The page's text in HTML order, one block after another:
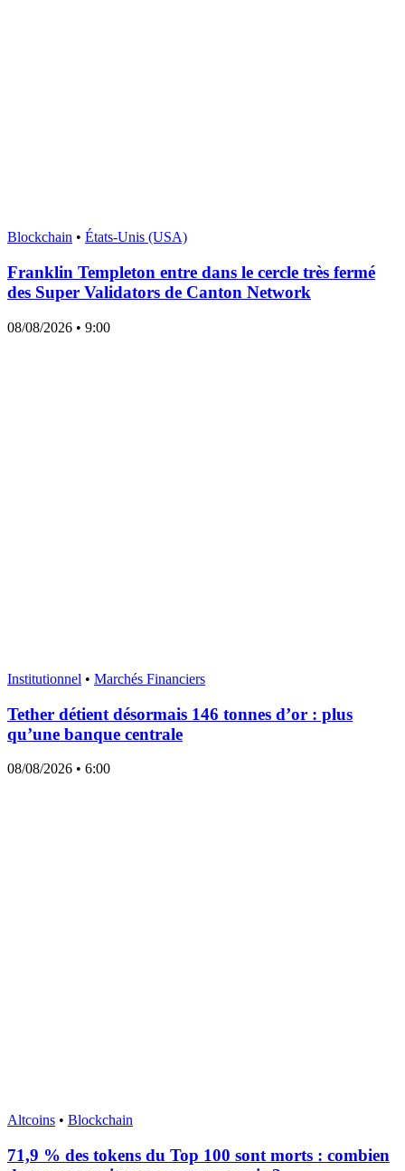
Blockchain • États-Unis (USA)
Franklin Templeton entre dans le cercle très fermé
des Super Validators de Canton Network
08/08/2026 • 9:00
Institutionnel • Marchés Financiers
Tether détient désormais 146 tonnes d’or : plus
qu’une banque centrale
08/08/2026 • 6:00
Altcoins • Blockchain
71,9 % des tokens du Top 100 sont morts : combien